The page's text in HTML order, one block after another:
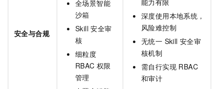
安全与合规
全场景智能
沙箱
Skill 安全审
核
细粒度
RBAC 权限
管理
能力有限
深度使用本地系统，
风险难控制
无统一 Skill 安全审
核机制
需自行实现 RBAC
和审计